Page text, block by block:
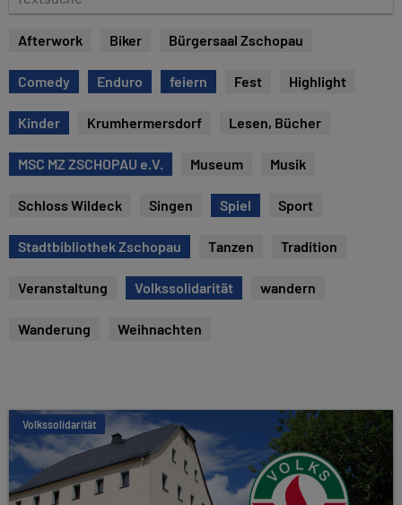
e
s
u
c
e
Afterwork Biker Bürgersaal Zschopau
Comedy Enduro feiern Fest Highlight
Kinder Krumhermersdorf Lesen, Bücher
MSC MZ ZSCHOPAU e.V. Museum Musik
Schloss Wildeck Singen Spiel Sport
Stadtbibliothek Zschopau Tanzen Tradition
Veranstaltung Volkssolidarität wandern
Wanderung Weihnachten
Volkssolidarität